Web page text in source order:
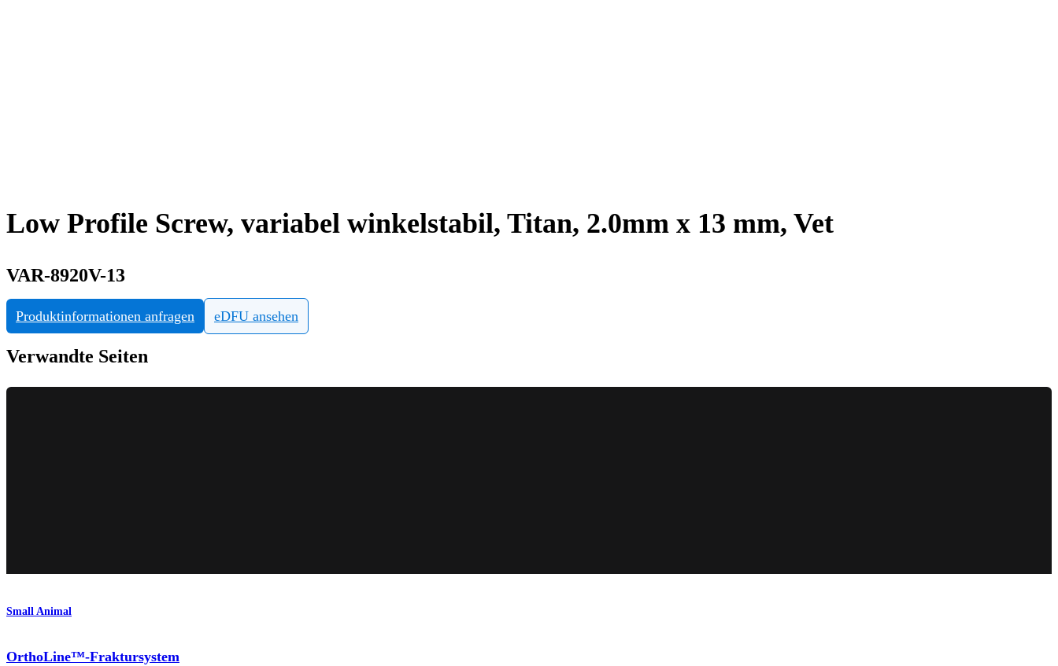
Low Profile Screw, variabel winkelstabil, Titan, 2.0mm x 13 mm, Vet
VAR-8920V-13
Produktinformationen anfragen eDFU ansehen
Verwandte Seiten
Small Animal
OrthoLine™-Fraktursystem